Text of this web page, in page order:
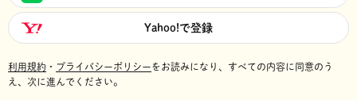
Yahoo!で登録
利用規約 ・ プライバシーポリシーをお読みになり、 すべての内容に同意のう
え、次に進んでください。